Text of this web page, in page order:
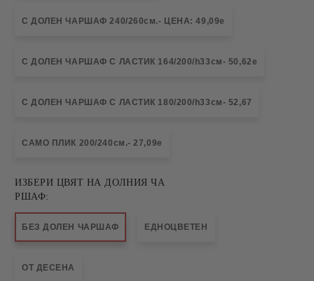
С ДОЛЕН ЧАРШАФ 240/260см.- ЦЕНА: 49,09е
С ДОЛЕН ЧАРШАФ С ЛАСТИК 164/200/h33см- 50,62е
С ДОЛЕН ЧАРШАФ С ЛАСТИК 180/200/h33см- 52,67
САМО ПЛИК 200/240см.- 27,09е
ИЗБЕРИ ЦВЯТ НА ДОЛНИЯ ЧА
РШАФ:
БЕЗ ДОЛЕН ЧАРШАФ ЕДНОЦВЕТЕН
ОТ ДЕСЕНА